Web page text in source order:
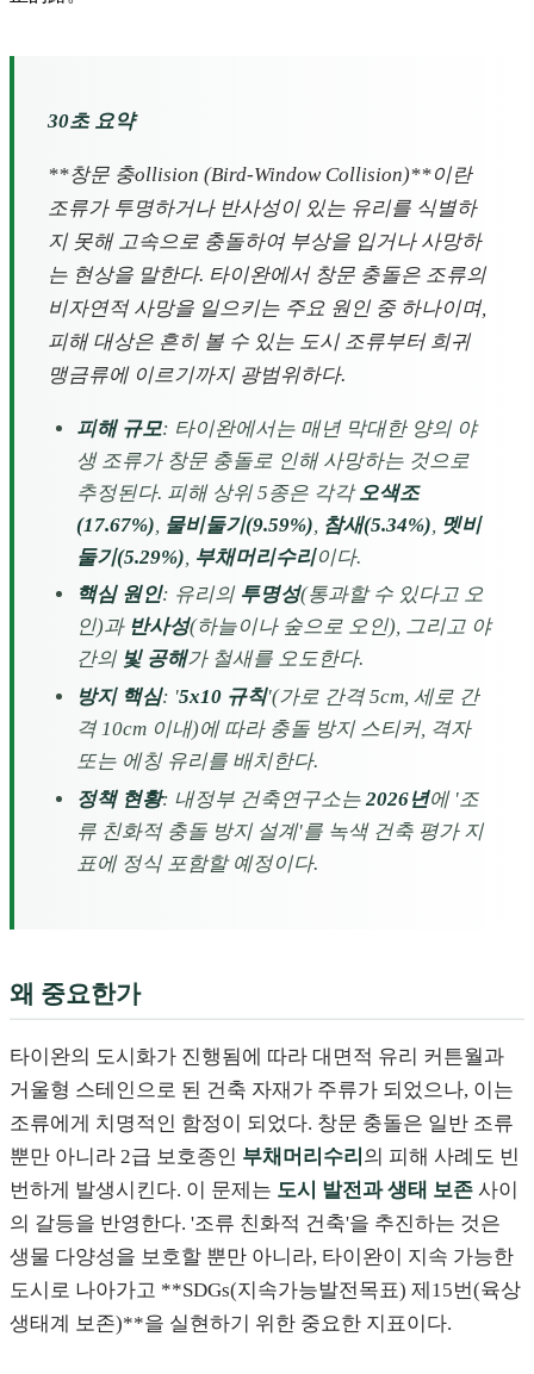
30초 요약
**창문 충ollision (Bird-Window Collision)**이란
조류가 투명하거나 반사성이 있는 유리를 식별하
지 못해 고속으로 충돌하여 부상을 입거나 사망하
는 현상을 말한다. 타이완에서 창문 충돌은 조류의
비자연적 사망을 일으키는 주요 원인 중 하나이며,
피해 대상은 흔히 볼 수 있는 도시 조류부터 희귀
맹금류에 이르기까지 광범위하다.
피해 규모: 타이완에서는 매년 막대한 양의 야
생 조류가 창문 충돌로 인해 사망하는 것으로
추정된다. 피해 상위 5종은 각각 오색조
(17.67%) 물비둘기(9.59%) 참새(5.34%)
멧비
둘기(5.29%) 부채머리수리이다.
핵심 원인: 유리의 투명성(통과할 수 있다고 오
인)과 반사성(하늘이나 숲으로 오인), 그리고 야
간의 빛 공해가 철새를 오도한다.
방지 핵심: '5x10 규칙'(가로 간격 5cm, 세로 간
격 10cm 이내)에 따라 충돌 방지 스티커, 격자
또는 에칭 유리를 배치한다.
정책 현황: 내정부 건축연구소는2026년에 '조
류 친화적 충돌 방지 설계'를 녹색 건축 평가 지
표에 정식 포함할 예정이다.
왜 중요한가
타이완의 도시화가 진행됨에 따라 대면적 유리 커튼월과
거울형 스테인으로 된 건축 자재가 주류가 되었으나, 이는
조류에게 치명적인 함정이 되었다. 창문 충돌은 일반 조류
뿐만 아니라 2급 보호종인 부채머리수리 의 피해 사례도 빈
번하게 발생시킨다. 이 문제는 도시 발전과 생태 보존 사이
의 갈등을 반영한다. '조류 친화적 건축'을 추진하는 것은
생물 다양성을 보호할 뿐만 아니라, 타이완이 지속 가능한
도시로 나아가고 **SDGs(지속가능발전목표) 제15번(육상
생태계 보존)**을 실현하기 위한 중요한 지표이다.